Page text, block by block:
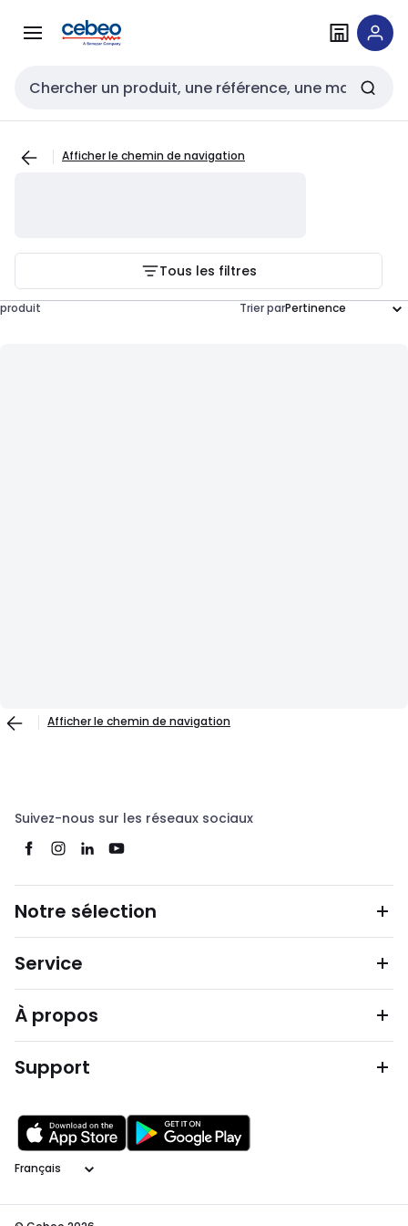
navigationau
Entrée de recherche
Afficher le chemin de navigation
Tous les filtres
produit Trier par
Afficher le chemin de navigation
Suivez-nous sur les réseaux sociaux
Notre sélection
Service
À propos
Support
Langage